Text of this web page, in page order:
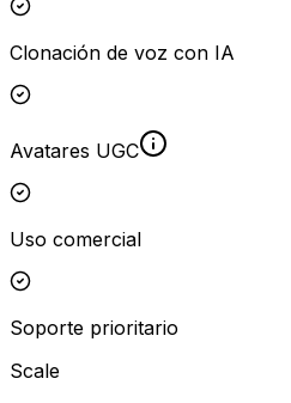
Clonación de voz con IA
Avatares UGC
Uso comercial
Soporte prioritario
Scale